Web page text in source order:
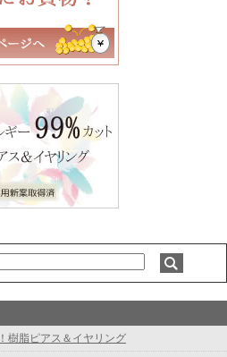
樹脂ピアス＆イヤリング